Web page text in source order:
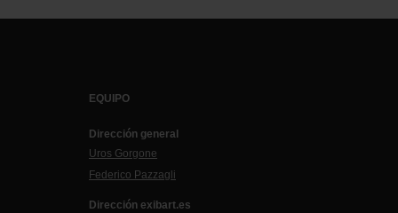
EQUIPO
Dirección general
Uros Gorgone
Federico Pazzagli
Dirección exibart.es